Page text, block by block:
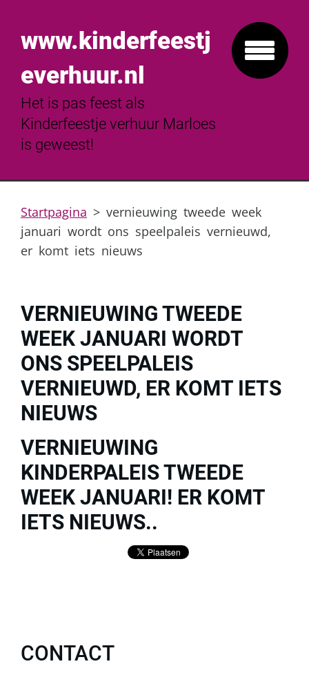
www.kinderfeestj
everhuur.nl
Het is pas feest als
Kinderfeestje verhuur Marloes
is geweest!
Startpagina > vernieuwing tweede week
januari wordt ons speelpaleis vernieuwd,
er komt iets nieuws
VERNIEUWING TWEEDE
WEEK JANUARI WORDT
ONS SPEELPALEIS
VERNIEUWD, ER KOMT IETS
NIEUWS
VERNIEUWING
KINDERPALEIS TWEEDE
WEEK JANUARI! ER KOMT
IETS NIEUWS..
CONTACT